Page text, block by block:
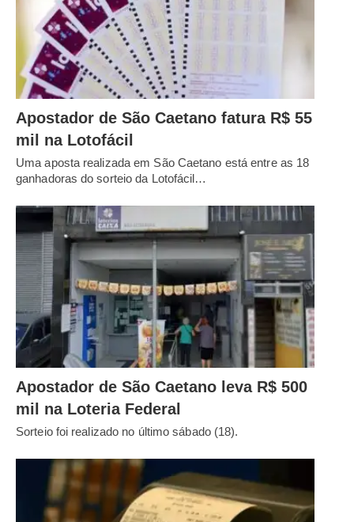
Apostador de São Caetano fatura R$ 55
mil na Lotofácil
Uma aposta realizada em São Caetano está entre as 18
ganhadoras do sorteio da Lotofácil…
Apostador de São Caetano leva R$ 500
mil na Loteria Federal
Sorteio foi realizado no último sábado (18).